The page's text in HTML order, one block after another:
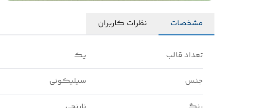
مشخصات نظرات کاربران
تعداد قالب یک
جنس سیلیکونی